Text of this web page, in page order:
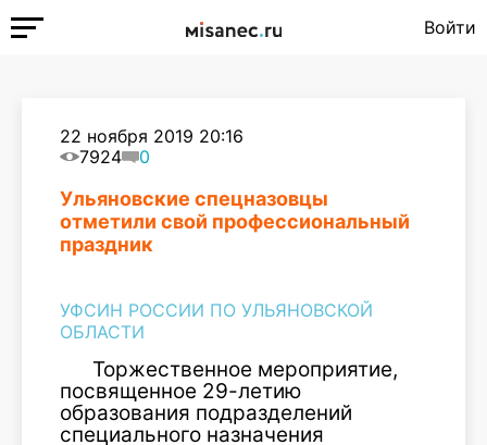
Войти
22 ноября 2019 20:16
7924
0
Ульяновские спецназовцы
отметили свой профессиональный
праздник
УФСИН РОССИИ ПО УЛЬЯНОВСКОЙ
ОБЛАСТИ
Торжественное мероприятие,
посвященное 29-летию
образования подразделений
специального назначения